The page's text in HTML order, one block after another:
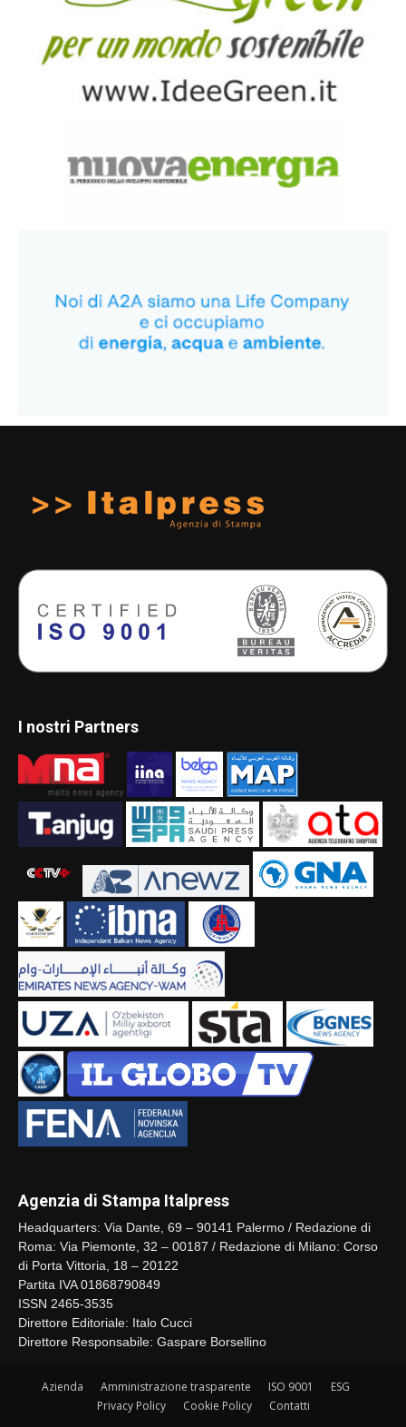
I nostri Partners
Agenzia di Stampa Italpress
Headquarters: Via Dante, 69 – 90141 Palermo / Redazione di
Roma: Via Piemonte, 32 – 00187 / Redazione di Milano: Corso
di Porta Vittoria, 18 – 20122
Partita IVA 01868790849
ISSN 2465-3535
Direttore Editoriale: Italo Cucci
Direttore Responsabile: Gaspare Borsellino
Azienda Amministrazione trasparente ISO 9001
ESG
Privacy Policy
Cookie Policy Contatti